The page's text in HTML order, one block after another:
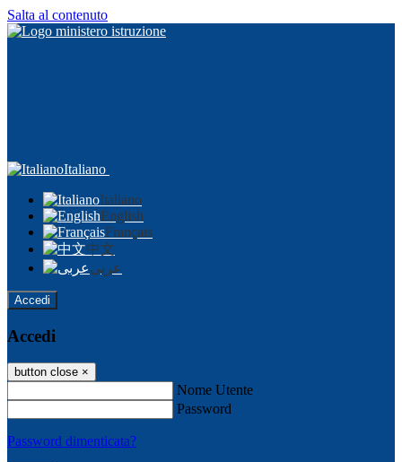
Salta al contenuto
Italiano
Italiano
English
Français
中文
عربى
Accedi
Accedi
button close ×
Nome Utente
Password
Password dimenticata?